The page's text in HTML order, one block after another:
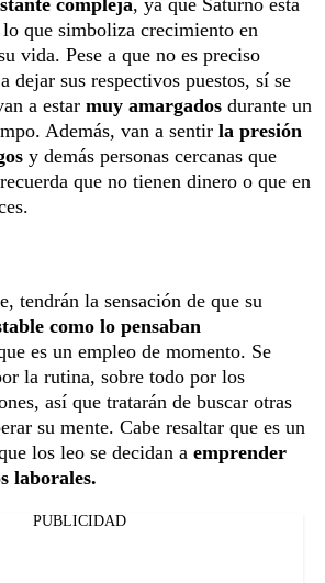
compleja, ya que Saturno está
que simboliza crecimiento en
vida. Pese a que no es preciso
dejar sus respectivos puestos, sí se
a estar muy amargados durante un
Además, van a sentir la presión
y demás personas cercanas que
que no tienen dinero o que en
tendrán la sensación de que su
como lo pensaban
es un empleo de momento. Se
la rutina, sobre todo por los
así que tratarán de buscar otras
su mente. Cabe resaltar que es un
los leo se decidan a emprender
laborales.
PUBLICIDAD